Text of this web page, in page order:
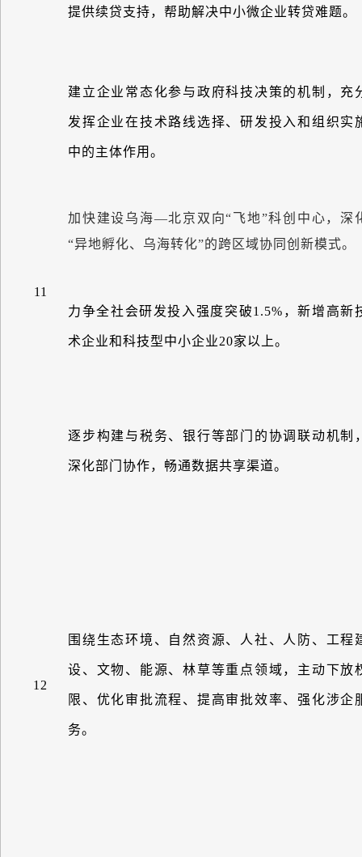
提供续贷支持，帮助解决中小微企业转贷难题。
11
建立企业常态化参与政府科技决策的机制，充
发挥企业在技术路线选择、研发投入和组织实
中的主体作用。
加快建设乌海—北京双向“飞地”科创中心，深
“异地孵化、乌海转化”的跨区域协同创新模式。
力争全社会研发投入强度突破1.5% ，新增高新
术企业和科技型中小企业20家以上。
逐步构建与税务、银行等部门的协调联动机制
深化部门协作，畅通数据共享渠道。
12
围绕生态环境、自然资源、人社、人防、工程
设、文物、能源、林草等重点领域，主动下放
限、优化审批流程、提高审批效率、强化涉企
务。